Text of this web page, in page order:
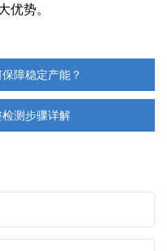
优势。
障稳定产能？
测步骤详解